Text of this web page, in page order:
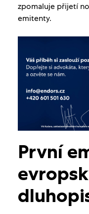
zpomaluje přijetí
emitenty.
První